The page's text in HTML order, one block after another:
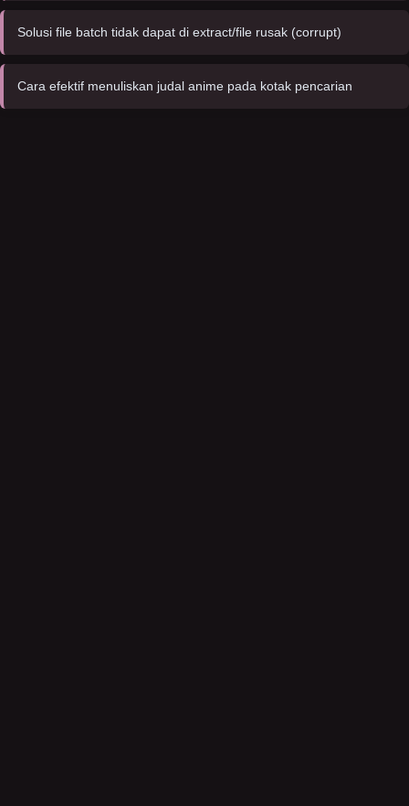
Solusi file batch tidak dapat di extract/file rusak (corrupt)
Cara efektif menuliskan judal anime pada kotak pencarian